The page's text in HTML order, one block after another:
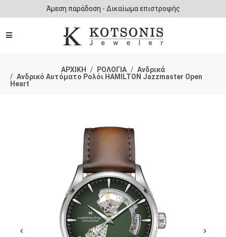
Άμεση παράδοση - Δικαίωμα επιστροφής
ΑΡΧΙΚΗ ΡΟΛΟΓΙΑ
Ανδρικά
Ανδρικό Αυτόματο Ρολόι HAMILTON Jazzmaster Open
Heart